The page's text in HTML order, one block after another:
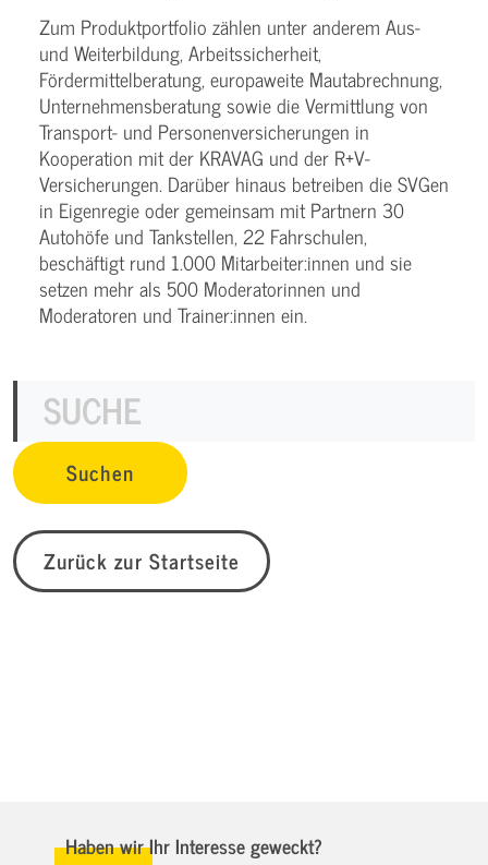
Zum Produktportfolio zählen unter anderem Aus-
und Weiterbildung, Arbeitssicherheit,
Fördermittelberatung, europaweite Mautabrechnung,
Unternehmensberatung sowie die Vermittlung von
Transport- und Personenversicherungen in
Kooperation mit der KRAVAG und der R+V-
Versicherungen. Darüber hinaus betreiben die SVGen
in Eigenregie oder gemeinsam mit Partnern 30
Autohöfe und Tankstellen, 22 Fahrschulen,
beschäftigt rund 1.000 Mitarbeiter:innen und sie
setzen mehr als 500 Moderatorinnen und
Moderatoren und Trainer:innen ein.
Zurück zur Startseite
Haben wir Ihr Interesse geweckt?